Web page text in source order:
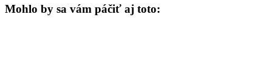
Mohlo by sa vám páčiť aj toto: